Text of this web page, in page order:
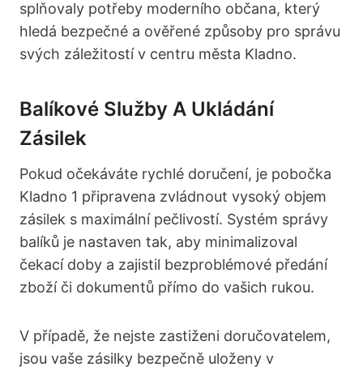
splňovaly potřeby moderního občana, který
hledá bezpečné a ověřené způsoby pro správu
svých záležitostí v centru města Kladno.
Balíkové Služby A Ukládání
Zásilek
Pokud očekáváte rychlé doručení, je pobočka
Kladno 1 připravena zvládnout vysoký objem
zásilek s maximální pečlivostí. Systém správy
balíků je nastaven tak, aby minimalizoval
čekací doby a zajistil bezproblémové předání
zboží či dokumentů přímo do vašich rukou.
V případě, že nejste zastiženi doručovatelem,
jsou vaše zásilky bezpečně uloženy v